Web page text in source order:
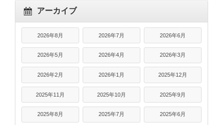
アーカイブ
2026年8月 2026年7月 2026年6月
2026年5月 2026年4月 2026年3月
2026年2月 2026年1月 2025年12月
2025年11月 2025年10月 2025年9月
2025年8月 2025年7月 2025年6月